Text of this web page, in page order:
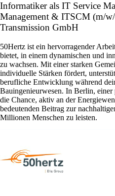
Informatiker als IT Service
Management & ITSCM (m/
Transmission GmbH
50Hertz ist ein hervorragender
bietet, in einem dynamischen und
zu wachsen. Mit einer starken
individuelle Stärken fördert,
berufliche Entwicklung während
Bauingenieurwesen. In Berlin, einer
die Chance, aktiv an der
bedeutenden Beitrag zur
Millionen Menschen zu leisten.